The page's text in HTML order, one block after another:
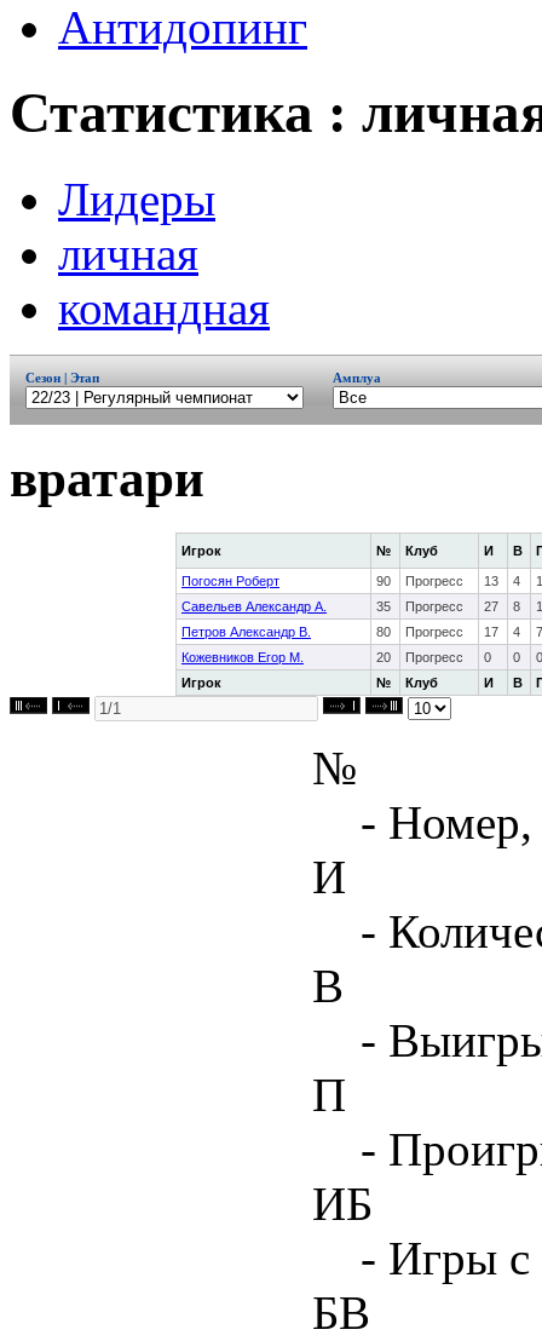
Антидопинг
Статистика :
Лидеры
личная
командная
Сезон | Этап Амплуа
вратари
Игрок № Клуб И В
Игрок № Клуб И В
Погосян Роберт 90 Прогресс 13 4
1
Савельев Александр А.
35 Прогресс 27 8
Петров Александр В.
80 Прогресс 17 4
7
Кожевников Егор М.
20 Прогресс 0 0 0
№
- Номер,
И
-
В
-
П
-
ИБ
- Игры с
БВ